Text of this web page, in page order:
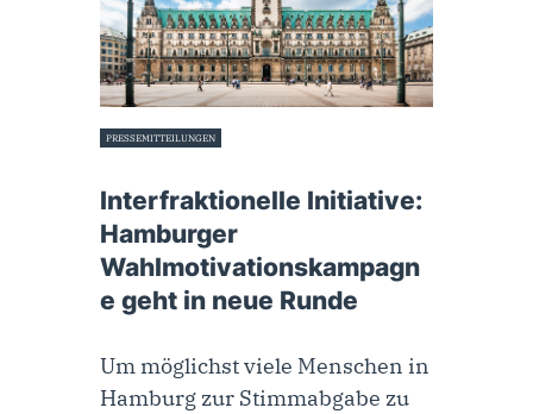
PRESSEMITTEILUNGEN
Interfraktionelle Initiative:
Hamburger
Wahlmotivationskampagn
e geht in neue Runde
Um möglichst viele Menschen in
Hamburg zur Stimmabgabe zu